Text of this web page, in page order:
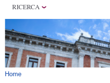
CENTRI DI RICERCA
BIBLIOTECHE E
ARCHIVI
SERVIZI
RICERCA
Tu sei qui
Home